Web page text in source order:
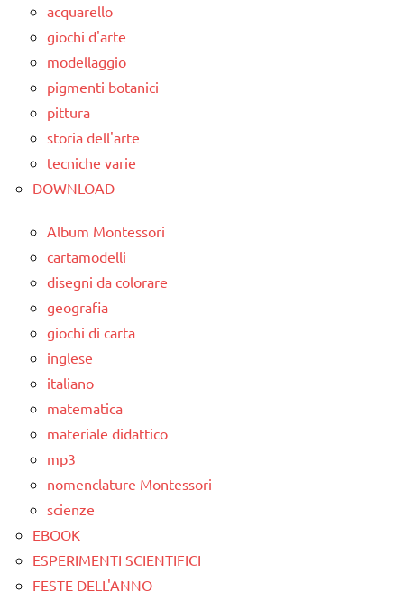
MONTESSORI
SCIENZE
scienze:
fisica e
chimica
TUTTI GLI
ARGOMENTI
ARTICOLI
varie
TUTTI GLI
ARGOMENTI
PER ETA'
da 0
anni
dai
3 ai
anni
ESPERIMENTI
E ATTIVITA'
STEM
ESPERIMENTI
SCIENTIFICI
GUIDA
DIDATTICA
MONTESSORI
SCIENZE
scienze:
TUTTI GLI
acquarello
giochi d'arte
modellaggio
pigmenti botanici
pittura
storia dell'arte
tecniche varie
DOWNLOAD
Album Montessori
cartamodelli
disegni da colorare
geografia
giochi di carta
inglese
italiano
matematica
materiale didattico
mp3
nomenclature Montessori
scienze
EBOOK
ESPERIMENTI SCIENTIFICI
FESTE DELL'ANNO